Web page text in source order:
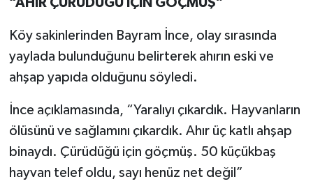
“AHIR ÇÜRÜDÜĞÜ İÇİN GÖÇMÜŞ”
Köy sakinlerinden Bayram İnce, olay sırasında
yaylada bulunduğunu belirterek ahırın eski ve
ahşap yapıda olduğunu söyledi.
İnce açıklamasında, “Yaralıyı çıkardık. Hayvanların
ölüsünü ve sağlamını çıkardık. Ahır üç katlı ahşap
binaydı. Çürüdüğü için göçmüş. 50 küçükbaş
hayvan telef oldu, sayı henüz net değil”